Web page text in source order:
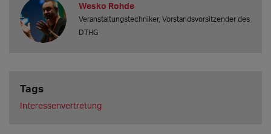
Wesko Rohde
Veranstaltungstechniker, Vorstandsvorsitzender des
DTHG
Tags
Interessenvertretung